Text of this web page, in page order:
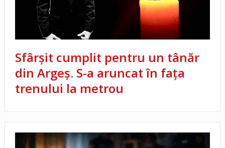
Sfârșit cumplit pentru un tânăr
din Argeș. S-a aruncat în fața
trenului la metrou